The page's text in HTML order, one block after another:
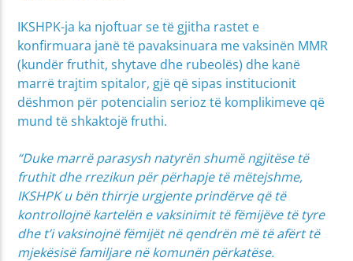
IKSHPK-ja ka njoftuar se të gjitha rastet e
konfirmuara janë të pavaksinuara me vaksinën MMR
(kundër fruthit, shytave dhe rubeolës) dhe kanë
marrë trajtim spitalor, gjë që sipas institucionit
dëshmon për potencialin serioz të komplikimeve që
mund të shkaktojë fruthi.
“Duke marrë parasysh natyrën shumë ngjitëse të
fruthit dhe rrezikun për përhapje të mëtejshme,
IKSHPK u bën thirrje urgjente prindërve që të
kontrollojnë kartelën e vaksinimit të fëmijëve të tyre
dhe t’i vaksinojnë fëmijët në qendrën më të afërt të
mjekësisë familjare në komunën përkatëse.